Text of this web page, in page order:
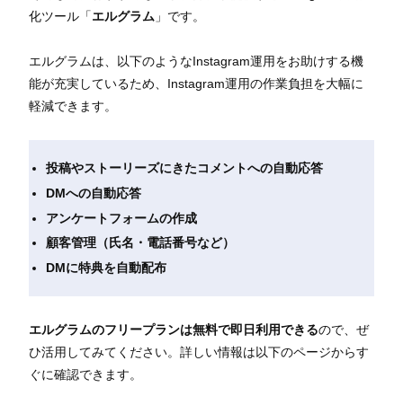
化ツール「エルグラム 」です。
エルグラムは、以下のようなInstagram運用をお助けする機
能が充実しているため、Instagram運用の作業負担を大幅に
軽減できます。
投稿やストーリーズにきたコメントへの自動応答
DMへの自動応答
アンケートフォームの作成
顧客管理（氏名・電話番号など）
DMに特典を自動配布
エルグラムのフリープランは無料で即日利用できるので、ぜ
ひ活用してみてください。詳しい情報は以下のページからす
ぐに確認できます。